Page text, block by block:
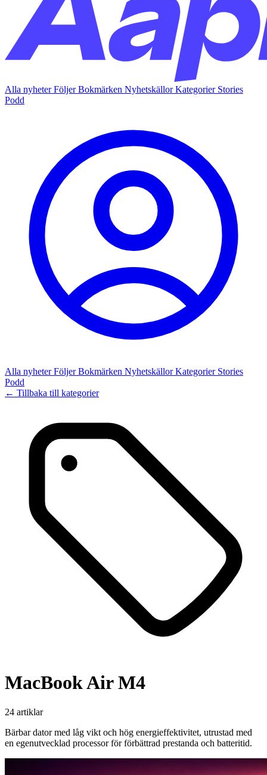
Alla nyheterFöljerBokmärken NyhetskällorKategorier Stories
Podd
Alla nyheterFöljerBokmärken NyhetskällorKategorier Stories
Podd
← Tillbaka till kategorier
MacBook Air M4
24 artiklar
Bärbar dator med låg vikt och hög energieffektivitet, utrustad med
en egenutvecklad processor för förbättrad prestanda och batteritid.